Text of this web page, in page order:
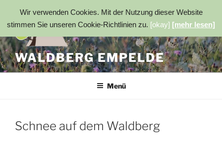
springen
WALDBERG EMPELDE
Menü
Schnee auf dem Waldberg
Wir verwenden Cookies. Mit der Nutzung dieser Website
stimmen Sie unseren Cookie-Richtlinien zu. [okay] [mehr lesen]